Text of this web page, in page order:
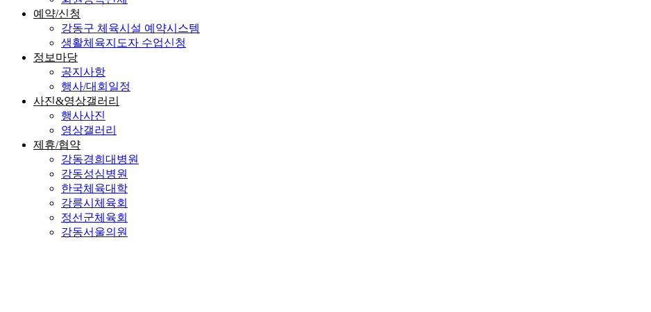
예약/신청
강동구 체육시설 예약시스템
생활체육지도자 수업신청
정보마당
공지사항
행사/대회일정
사진&영상갤러리
행사사진
영상갤러리
제휴/협약
강동경희대병원
강동성심병원
한국체육대학
강릉시체육회
정선군체육회
강동서울의원